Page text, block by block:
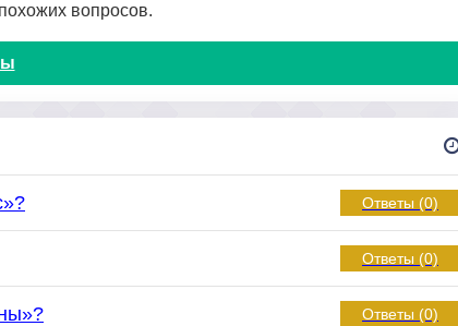
вопросов.
Ответы (0)
Ответы (0)
Ответы (0)